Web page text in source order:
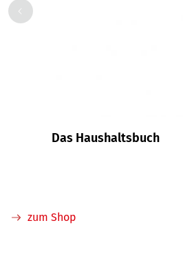
Das Haushaltsbuch
zum Shop